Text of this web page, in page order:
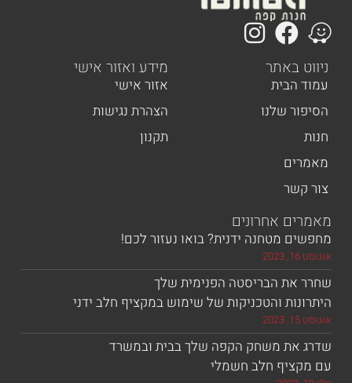
באתר
שלנו
מידע ואזור אישי
אזור אישי
הצהרת נגישות
אחרונים
מטחנה ידנית? בואו נעזור לכם!
הבריסטה הפנימית שלך
והטכניקות של שימוש במקציף חלב ידני
משחק הקפה שלך בבית ובמשרד
חלב חשמלי